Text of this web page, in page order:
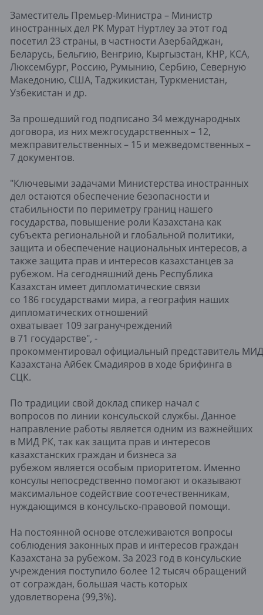
Заместитель Премьер-Министра – Министр
иностранных дел РК Мурат Нуртлеу за этот год
посетил 23 страны, в частности Азербайджан,
Беларусь, Бельгию, Венгрию, Кыргызстан, КНР, КСА,
Люксембург, Россию, Румынию, Сербию, Северную
Македонию, США, Таджикистан, Туркменистан,
Узбекистан и др.
За прошедший год подписано 34 международных
договора, из них межгосударственных – 12,
межправительственных – 15 и межведомственных –
7 документов.
"Ключевыми задачами Министерства иностранных
дел остаются обеспечение безопасности и
стабильности по периметру границ нашего
государства, повышение роли Казахстана как
субъекта региональной и глобальной политики,
защита и обеспечение национальных интересов, а
также защита прав и интересов казахстанцев за
рубежом. На сегодняшний день Республика
Казахстан имеет дипломатические связи
со 186 государствами мира, а география наших
дипломатических отношений
охватывает 109 загранучреждений
в 71 государстве", -
прокомментировал официальный представитель МИД
Казахстана Айбек Смадияров в ходе брифинга в
СЦК.
По традиции свой доклад спикер начал с
вопросов по линии консульской службы. Данное
направление работы является одним из важнейших
в МИД РК, так как защита прав и интересов
казахстанских граждан и бизнеса за
рубежом является особым приоритетом. Именно
консулы непосредственно помогают и оказывают
максимальное содействие соотечественникам,
нуждающимся в консульско-правовой помощи.
На постоянной основе отслеживаются вопросы
соблюдения законных прав и интересов граждан
Казахстана за рубежом. За 2023 год в консульские
учреждения поступило более 12 тысяч обращений
от сограждан, большая часть которых
удовлетворена (99,3%).